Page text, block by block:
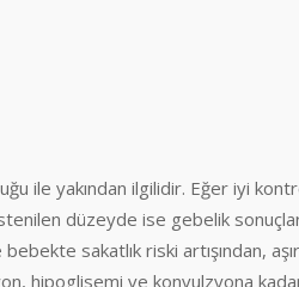
ile yakından ilgilidir. Eğer iyi
düzeyde ise gebelik
sakatlık riski artışından,
hipoglisemi ve konvulzyona